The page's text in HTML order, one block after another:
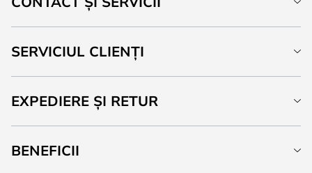
SERVICIUL CLIENȚI
EXPEDIERE ȘI RETUR
BENEFICII